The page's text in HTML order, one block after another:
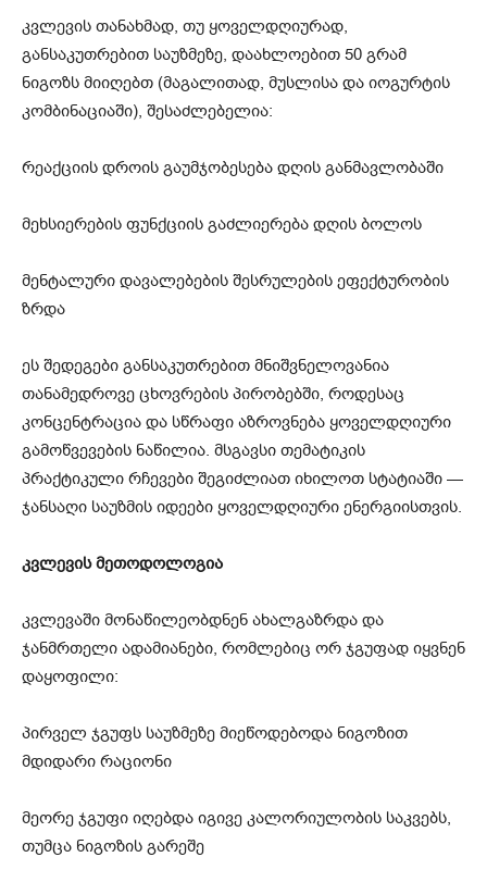
კვლევის თანახმად, თუ ყოველდღიურად,
განსაკუთრებით საუზმეზე, დაახლოებით 50 გრამ
ნიგოზს მიიღებთ (მაგალითად, მუსლისა და იოგურტის
კომბინაციაში), შესაძლებელია:
რეაქციის დროის გაუმჯობესება დღის განმავლობაში
მეხსიერების ფუნქციის გაძლიერება დღის ბოლოს
მენტალური დავალებების შესრულების ეფექტურობის
ზრდა
ეს შედეგები განსაკუთრებით მნიშვნელოვანია
თანამედროვე ცხოვრების პირობებში, როდესაც
კონცენტრაცია და სწრაფი აზროვნება ყოველდღიური
გამოწვევების ნაწილია. მსგავსი თემატიკის
პრაქტიკული რჩევები შეგიძლიათ იხილოთ სტატიაში —
ჯანსაღი საუზმის იდეები ყოველდღიური ენერგიისთვის.
კვლევის მეთოდოლოგია
კვლევაში მონაწილეობდნენ ახალგაზრდა და
ჯანმრთელი ადამიანები, რომლებიც ორ ჯგუფად იყვნენ
დაყოფილი:
პირველ ჯგუფს საუზმეზე მიეწოდებოდა ნიგოზით
მდიდარი რაციონი
მეორე ჯგუფი იღებდა იგივე კალორიულობის საკვებს,
თუმცა ნიგოზის გარეშე